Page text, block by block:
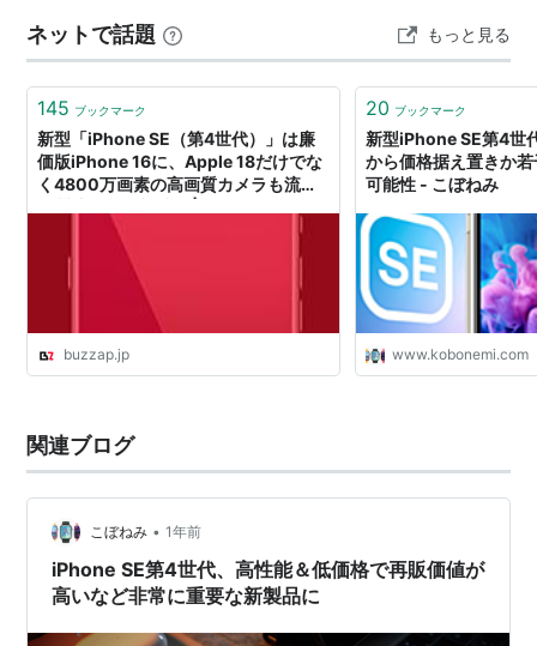
ネットで話題 もっと見る
145 ブックマーク
新型「iPhone SE（第4世代）」は廉
価版iPhone 16に、Apple 18だけでな
く4800万画素の高画質カメラも流用
buzzap.jp
20 ブックマーク
新型iPhone SE第4世
から価格据え置きか
可能性 - こぼねみ
www.kobonemi.com
関連ブログ
こぼねみ • 1年前
iPhone SE第4世代、高性能＆低価格で再販価値が
高いなど非常に重要な新製品に